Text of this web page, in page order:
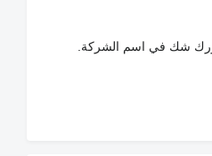
شك في اسم الشركة.